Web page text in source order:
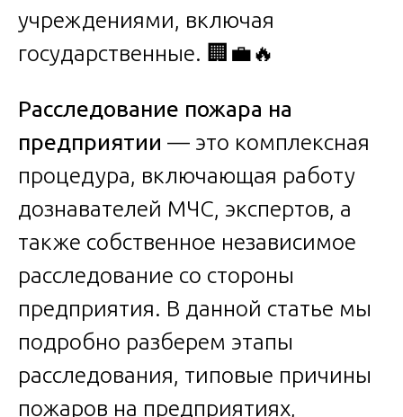
учреждениями, включая
государственные. 🏢💼🔥
Расследование пожара на
предприятии — это комплексная
процедура, включающая работу
дознавателей МЧС, экспертов, а
также собственное независимое
расследование со стороны
предприятия. В данной статье мы
подробно разберем этапы
расследования, типовые причины
пожаров на предприятиях,